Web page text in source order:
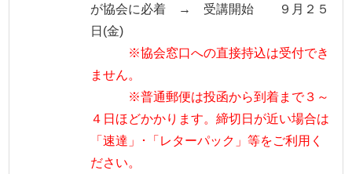
が協会に必着 → 受講開始 ９月２５
日(金)
※協会窓口への直接持込は受付でき
ません。
※普通郵便は投函から到着まで３～
４日ほどかかります。締切日が近い場合は
「速達」･「レターパック」等をご利用く
ださい。